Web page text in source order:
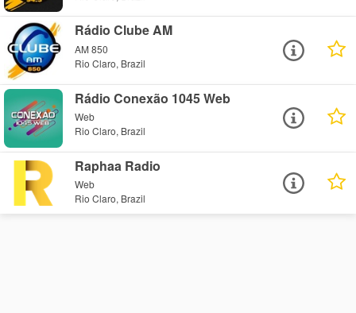
Rádio Clube AM
AM 850
Rio Claro, Brazil
Rádio Conexão 1045 Web
Web
Rio Claro, Brazil
Raphaa Radio
Web
Rio Claro, Brazil